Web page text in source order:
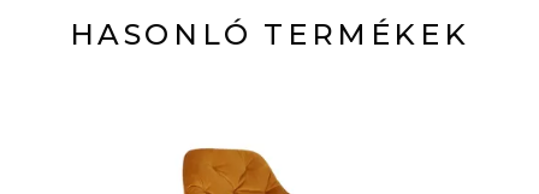
HASONLÓ TERMÉKEK